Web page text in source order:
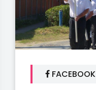
FACEBOOK